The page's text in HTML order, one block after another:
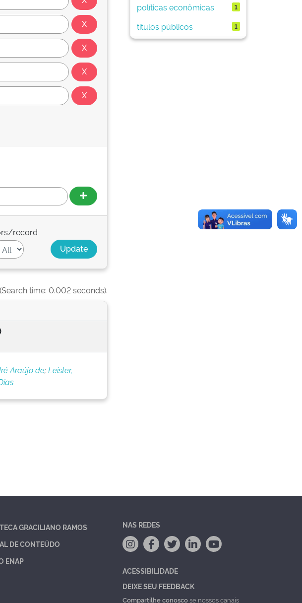
record
time: 0.002 seconds).
Araújo de;Leister,
políticas econômicas 1
títulos públicos 1
GRACILIANO RAMOS
DE CONTEÚDO
ENAP
NAS REDES
ACESSIBILIDADE
DEIXE SEU FEEDBACK
Compartilhe conoscose nossos canais